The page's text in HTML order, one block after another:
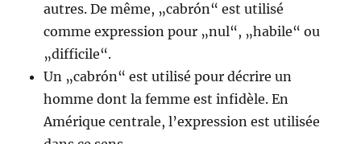
autres. De même, „cabrón“ est utilisé
comme expression pour „nul“, „habile“ ou
„difficile“.
Un „cabrón“ est utilisé pour décrire un
homme dont la femme est infidèle. En
Amérique centrale, l’expression est utilisée